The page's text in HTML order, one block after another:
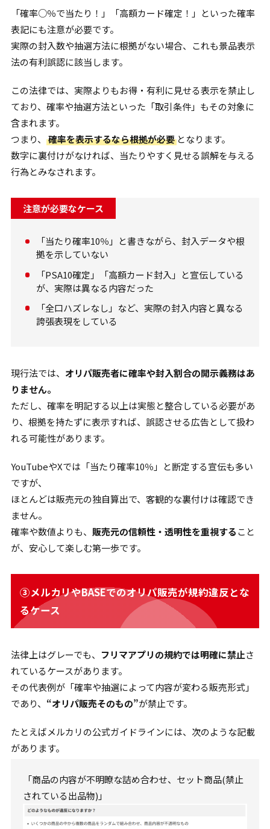
「確率○％で当たり！」「高額カード確定！」といった確率
表記にも注意が必要です。
実際の封入数や抽選方法に根拠がない場合、これも景品表示
法の有利誤認に該当します。
この法律では、実際よりもお得・有利に見せる表示を禁止し
ており、確率や抽選方法といった「取引条件」もその対象に
含まれます。
つまり、
確率を表示するなら根拠が必要となります。
数字に裏付けがなければ、当たりやすく見せる誤解を与える
行為とみなされます。
注意が必要なケース
「当たり確率10％」と書きながら、封入データや根
拠を示していない
「PSA10確定」「高額カード封入」と宣伝している
が、実際は異なる内容だった
「全口ハズレなし」など、実際の封入内容と異なる
誇張表現をしている
現行法では、 オリパ販売者に確率や封入割合の開示義務はあ
りません。
ただし、確率を明記する以上は実態と整合している必要があ
り、根拠を持たずに表示すれば、誤認させる広告として扱わ
れる可能性があります。
YouTubeやXでは「当たり確率10％」と断定する宣伝も多い
ですが、
ほとんどは販売元の独自算出で、客観的な裏付けは確認でき
ません。
確率や数値よりも、 販売元の信頼性・透明性を重視すること
が、安心して楽しむ第一歩です。
③メルカリやBASEでのオリパ販売が規約違反とな
るケース
法律上はグレーでも、 フリマアプリの規約では明確に禁止さ
れているケースがあります。
その代表例が「確率や抽選によって内容が変わる販売形式」
であり、 “オリパ販売そのもの”が禁止です。
たとえばメルカリの公式ガイドラインには、次のような記載
があります。
「商品の内容が不明瞭な詰め合わせ、セット商品(禁止
されている出品物)」